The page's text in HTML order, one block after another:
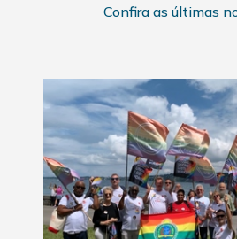
Confira as últimas